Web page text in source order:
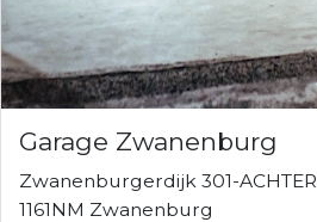
Garage Zwanenburg
Zwanenburgerdijk 301-ACHTER
1161NM Zwanenburg